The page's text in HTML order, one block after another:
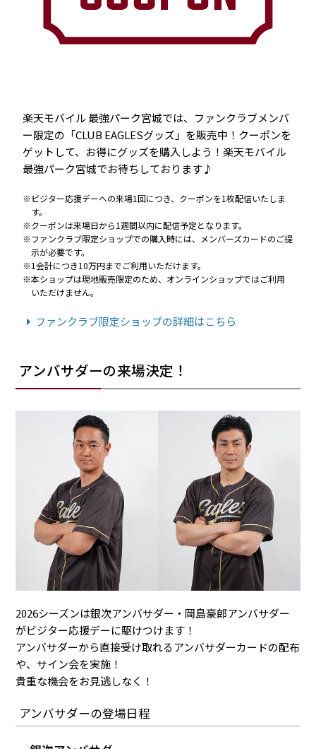
楽天モバイル 最強パーク宮城では、ファンクラブメンバ
ー限定の「CLUB EAGLESグッズ」を販売中！クーポンを
ゲットして、お得にグッズを購入しよう！楽天モバイル
最強パーク宮城でお待ちしております♪
ビジター応援デーへの来場1回につき、クーポンを1枚配信いたしま
す。
クーポンは来場日から1週間以内に配信予定となります。
ファンクラブ限定ショップでの購入時には、メンバーズカードのご提
示が必要です。
1会計につき10万円までご利用いただけます。
本ショップは現地販売限定のため、オンラインショップではご利用
いただけません。
ファンクラブ限定ショップの詳細はこちら
アンバサダーの来場決定！
2026シーズンは銀次アンバサダー・岡島豪郎アンバサダー
がビジター応援デーに駆けつけます！
アンバサダーから直接受け取れるアンバサダーカードの配布
や、サイン会を実施！
貴重な機会をお見逃しなく！
アンバサダーの登場日程